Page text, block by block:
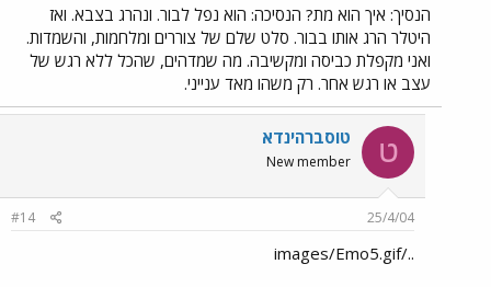
הנסיך: איך הוא מת? הנסיכה: הוא נפל לבור. ונהרג בצבא. ואז
היטלר הרג אותו בבור. סלט שלם של צוררים ומלחמות, והשמדות.
ואני מקפלת כביסה ומקשיבה. מה שמדהים, שהכל ללא רגש של
עצב או רגש אחר. רק משהו מאד ענייני.
ט טוסברהינדא
New member
25/4/04
#14
../images/Emo5.gif